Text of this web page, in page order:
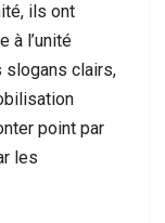
ils ont
à l’unité
slogans clairs,
point par
les